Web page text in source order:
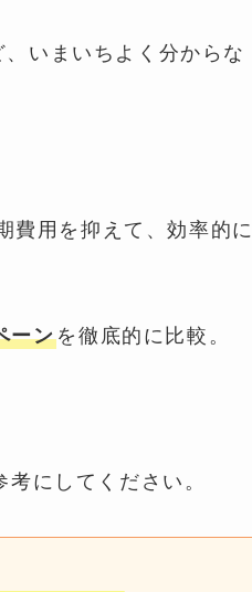
いまいちよく分からな
費用を抑えて、効率的に
ーンを徹底的に比較。
にしてください。